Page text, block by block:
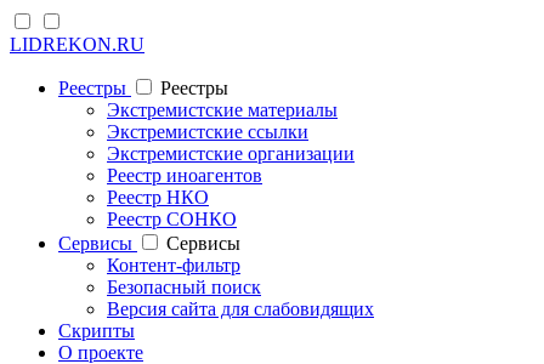
LIDREKON.RU
Реестры
Реестры
Экстремистские материалы
Экстремистские ссылки
Экстремистские организации
Реестр иноагентов
Реестр НКО
Реестр СОНКО
Cервисы
Cервисы
Контент-фильтр
Безопасный поиск
Версия сайта для слабовидящих
Скрипты
О проекте